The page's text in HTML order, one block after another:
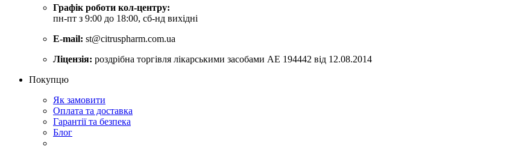
Графік роботи кол-центру:
пн-пт з 9:00 до 18:00, сб-нд вихідні
E-mail: st@citruspharm.com.ua
Ліцензія: роздрібна торгівля лікарськими засобами АЕ 194442 від 12.08.2014
Покупцю
Як замовити
Оплата та доставка
Гарантії та безпека
Блог